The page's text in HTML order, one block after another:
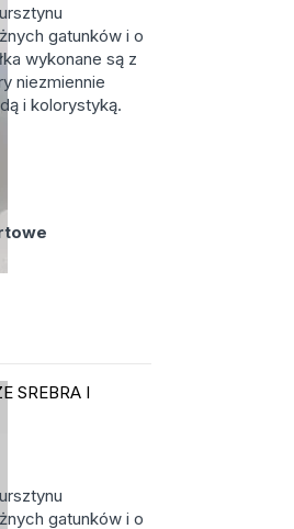
gatunków i o
wykonane są z
niezmiennie
i kolorystyką.
SREBRA I
gatunków i o